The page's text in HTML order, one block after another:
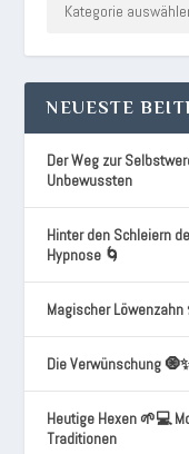
NEUESTE
Der Weg zur
Unbewussten
Hinter den Schleiern
Hypnose 🌀
Magischer
Die Verwünschung
Heutige Hexen 🌱💻
Traditionen